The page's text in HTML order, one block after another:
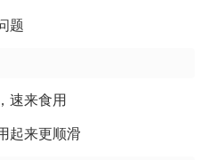
题
速来食用
起来更顺滑